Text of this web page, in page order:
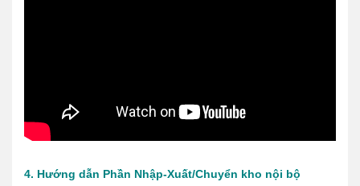
4. Hướng dẫn Phần Nhập-Xuất/Chuyển kho nội bộ